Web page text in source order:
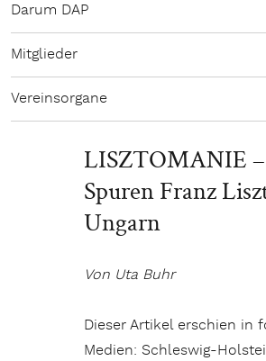
Darum DAP
Mitglieder
Vereinsorgane
LISZTOMANIE
Spuren Franz
Ungarn
Von Uta Buhr
Dieser Artikel erschien in
Medien: Schleswig-